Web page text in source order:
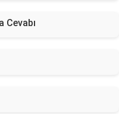
Cevabı